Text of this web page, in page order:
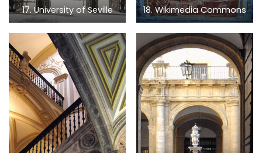
17. University of Seville 18. Wikimedia Commons